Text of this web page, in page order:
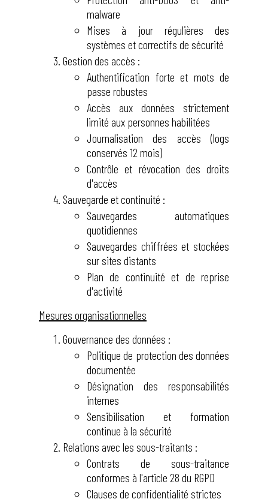
malware
Mises à jour régulières des
systèmes et correctifs de sécurité
Gestion des accès :
Authentification forte et mots de
passe robustes
Accès aux données strictement
limité aux personnes habilitées
Journalisation des accès (logs
conservés 12 mois)
Contrôle et révocation des droits
d'accès
Sauvegarde et continuité :
Sauvegardes automatiques
quotidiennes
Sauvegardes chiffrées et stockées
sur sites distants
Plan de continuité et de reprise
d'activité
Mesures organisationnelles
Gouvernance des données :
Politique de protection des données
documentée
Désignation des responsabilités
internes
Sensibilisation et formation
continue à la sécurité
Relations avec les sous-traitants :
Contrats de sous-traitance
conformes à l'article 28 du RGPD
Clauses de confidentialité strictes